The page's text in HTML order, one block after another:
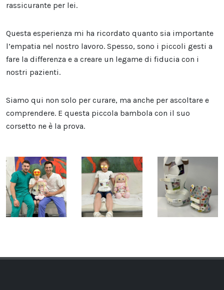
rassicurante per lei.
Questa esperienza mi ha ricordato quanto sia importante
l’empatia nel nostro lavoro. Spesso, sono i piccoli gesti a
fare la differenza e a creare un legame di fiducia con i
nostri pazienti.
Siamo qui non solo per curare, ma anche per ascoltare e
comprendere. E questa piccola bambola con il suo
corsetto ne è la prova.